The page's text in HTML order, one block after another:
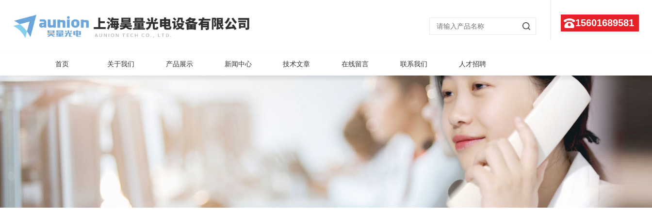
15601689581
首页 关于我们 产品展示 新闻中心 技术文章 在线留言 联系我们 人才招聘